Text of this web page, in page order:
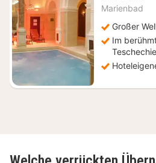
Marienbad
Großer
Im